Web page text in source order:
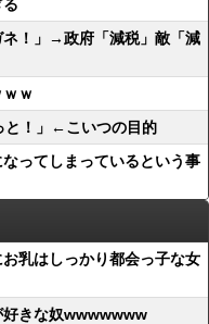
ネ！」→政府「減税」敵「減
ｗ
！」←こいつの目的
ってしまっているという事
乳はしっかり都会っ子な女
好きな奴wwwwwww